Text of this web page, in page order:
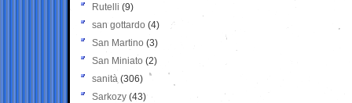
Rutelli (9)
san gottardo (4)
San Martino (3)
San Miniato (2)
sanità (306)
Sarkozy (43)